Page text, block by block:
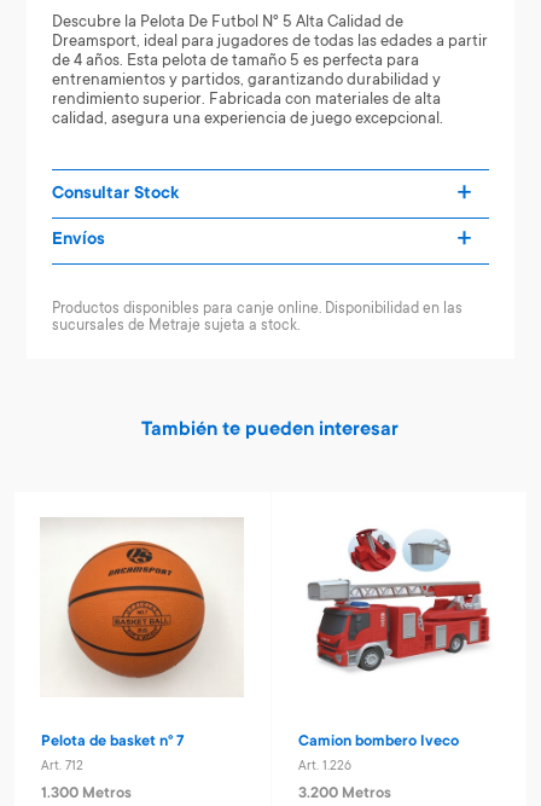
Descubre la Pelota De Futbol Nº 5 Alta Calidad de
Dreamsport, ideal para jugadores de todas las edades a partir
de 4 años. Esta pelota de tamaño 5 es perfecta para
entrenamientos y partidos, garantizando durabilidad y
rendimiento superior. Fabricada con materiales de alta
calidad, asegura una experiencia de juego excepcional.
Consultar Stock
Envíos
Productos disponibles para canje online. Disponibilidad en las
sucursales de Metraje sujeta a stock.
También te pueden interesar
Pelota de basket n° 7
Art. 712
1.300 Metros
Camion bombero Iveco
Art. 1.226
3.200 Metros